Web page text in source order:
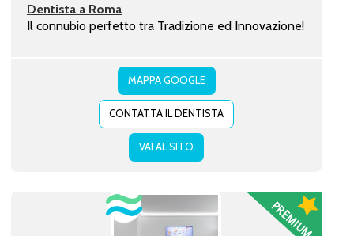
Dentista a Roma
Il connubio perfetto tra Tradizione ed Innovazione!
MAPPA GOOGLE
CONTATTA IL DENTISTA
VAI AL SITO